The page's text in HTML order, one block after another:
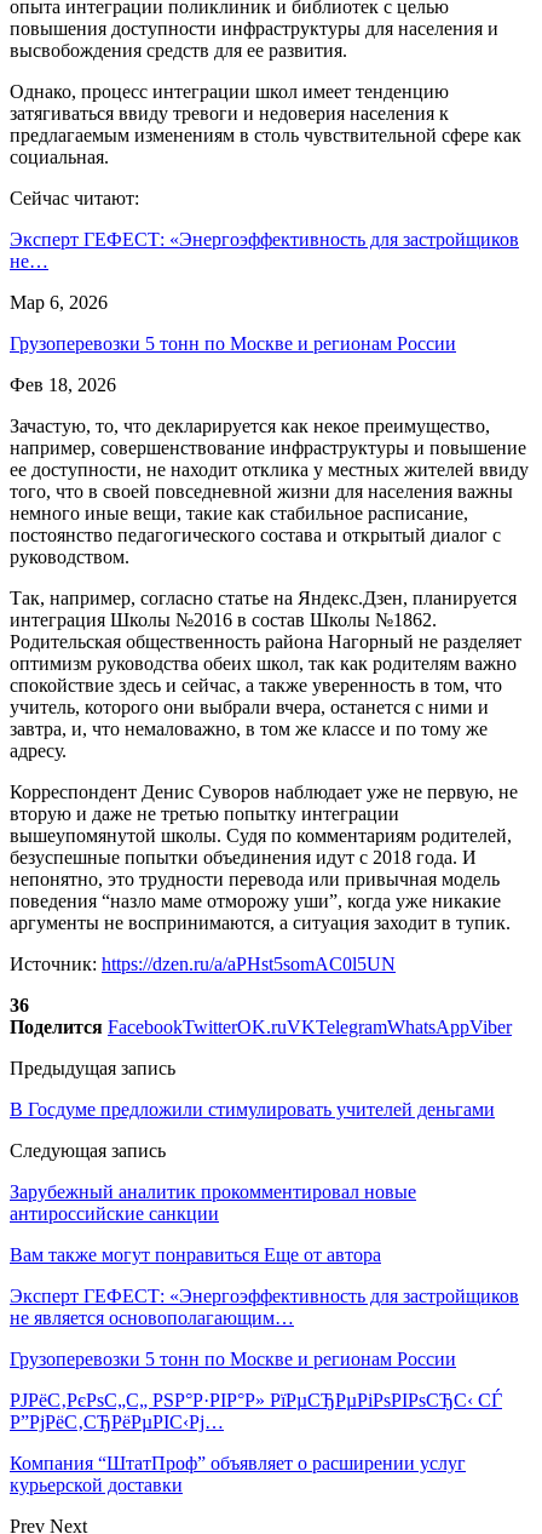
опыта интеграции поликлиник и библиотек с целью
повышения доступности инфраструктуры для населения и
высвобождения средств для ее развития.
Однако, процесс интеграции школ имеет тенденцию
затягиваться ввиду тревоги и недоверия населения к
предлагаемым изменениям в столь чувствительной сфере как
социальная.
Сейчас читают:
Эксперт ГЕФЕСТ: «Энергоэффективность для застройщиков
не…
Мар 6, 2026
Грузоперевозки 5 тонн по Москве и регионам России
Фев 18, 2026
Зачастую, то, что декларируется как некое преимущество,
например, совершенствование инфраструктуры и повышение
ее доступности, не находит отклика у местных жителей ввиду
того, что в своей повседневной жизни для населения важны
немного иные вещи, такие как стабильное расписание,
постоянство педагогического состава и открытый диалог с
руководством.
Так, например, согласно статье на Яндекс.Дзен, планируется
интеграция Школы №2016 в состав Школы №1862.
Родительская общественность района Нагорный не разделяет
оптимизм руководства обеих школ, так как родителям важно
спокойствие здесь и сейчас, а также уверенность в том, что
учитель, которого они выбрали вчера, останется с ними и
завтра, и, что немаловажно, в том же классе и по тому же
адресу.
Корреспондент Денис Суворов наблюдает уже не первую, не
вторую и даже не третью попытку интеграции
вышеупомянутой школы. Судя по комментариям родителей,
безуспешные попытки объединения идут с 2018 года. И
непонятно, это трудности перевода или привычная модель
поведения “назло маме отморожу уши”, когда уже никакие
аргументы не воспринимаются, а ситуация заходит в тупик.
Источник: https://dzen.ru/a/aPHst5somAC0l5UN
36
Поделится FacebookTwitterOK.ruVKTelegramWhatsAppViber
Предыдущая запись
В Госдуме предложили стимулировать учителей деньгами
Следующая запись
Зарубежный аналитик прокомментировал новые
антироссийские санкции
Вам также могут понравиться Еще от автора
Эксперт ГЕФЕСТ: «Энергоэффективность для застройщиков
не является основополагающим…
Грузоперевозки 5 тонн по Москве и регионам России
РЈРёС‚РєРѕС„С„ РЅР°Р·РІР°Р» РїРµСЂРµРіРѕРІРѕСЂС‹ СЃ
Р”РјРёС‚СЂРёРµРІС‹Рј…
Компания “ШтатПроф” объявляет о расширении услуг
курьерской доставки
Prev Next